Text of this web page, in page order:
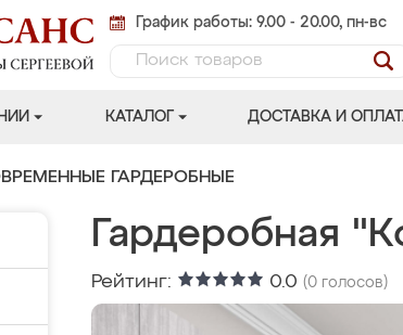
График работы: 9.00 - 20.00, пн-вс
КАТАЛОГ ДОСТАВКА И
ГАРДЕРОБНЫЕ
Гардеробная
Рейтинг: 0.0 (0 голосов)